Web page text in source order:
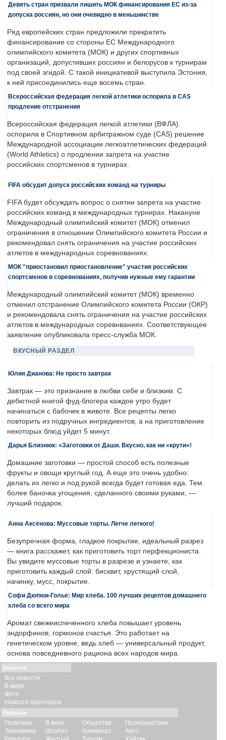
Девять стран призвали лишить МОК финансирования ЕС из-за
допуска россиян, но они очевидно в меньшинстве
Ряд европейских стран предложили прекратить
финансирование со стороны ЕС Международного
олимпийского комитета (МОК) и других спортивных
организаций, допустивших россиян и белорусов к турнирам
под своей эгидой. С такой инициативой выступила Эстония,
к ней присоединились еще восемь стран.
Всероссийская федерация легкой атлетики оспорила в CAS
продление отстранения
Всероссийская федерация легкой атлетики (ВФЛА)
оспорила в Спортивном арбитражном суде (CAS) решение
Международной ассоциации легкоатлетических федераций
(World Athletics) о продлении запрета на участие
российских спортсменов в турнирах.
FIFA обсудит допуск российских команд на турниры
FIFA будет обсуждать вопрос о снятии запрета на участие
российских команд в международных турнирах. Накануне
Международный олимпийский комитет (МОК) отменил
ограничения в отношении Олимпийского комитета России и
рекомендовал снять ограничения на участие российских
атлетов в международных соревнованиях.
МОК "приостановил приостановление" участия российских
спортсменов в соревнованиях, получив нужные ему гарантии
Международный олимпийский комитет (МОК) временно
отменил отстранение Олимпийского комитета России (ОКР)
и рекомендовала снять ограничения на участие российских
атлетов в международных соревнваниях. Соответствующее
заявление опубликовала пресс-служба МОК.
ВКУСНЫЙ РАЗДЕЛ
Юлия Дианова: Не просто завтрак
Завтрак — это признание в любви себе и близким. С
дебютной книгой фуд-блогера каждое утро будет
начинаться с бабочек в животе. Все рецепты легко
повторить из подручных ингредиентов, а на приготовление
некоторых блюд уйдет 5 минут.
Дарья Близнюк: «Заготовки от Даши. Вкусно, как ни «крути»!
Домашние заготовки — простой способ есть полезные
фрукты и овощи круглый год. А еще это очень удобно:
делать их легко и под рукой всегда будет готовая еда. Тем
более баночка угощения, сделанного своими руками, —
лучший подарок.
Анна Аксёнова: Муссовые торты. Легче легкого!
Безупречная форма, гладкое покрытие, идеальный разрез
— книга расскажет, как приготовить торт перфекциониста.
Вы увидите муссовые торты в разрезе и узнаете, как
приготовить каждый слой: бисквит, хрустящий слой,
начинку, мусс, покрытие.
Софи Дюпюи-Голье: Мир хлеба. 100 лучших рецептов домашнего
хлеба со всего мира
Аромат свежеиспеченного хлеба повышает уровень
эндорфинов, гормонов счастья. Это работает на
генетическом уровне, ведь хлеб — универсальный продукт,
основа повседневного рациона всех народов мира.
Новости
Все новости
В мире
Фото
Новости партнеров
Рубрики
Политика
Экономика
В кино
Шоубиз
Общество
Криминал
Происшествия
Авто